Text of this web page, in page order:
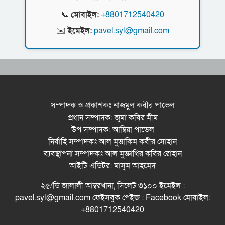
স্মৃতিস্তম্ভে শ্রদ্ধা নিবেদন
সিলেট মহানগর ছাত্রশিবিরের মিছিল সম্পন্ন
ধরিত্রী রক্ষায় আমরা’র উদ্যোগে সিলেটে বৃক্ষ রোপনের
নর্থ ইস্ট ইউনিভার্সিটিতে রচনা ও আবৃত্তি
প্রতিযোগিতার পুরষ্কার বিতরণী অনুষ্ঠিত
সিকৃবি’তে জুলাই গণ-অভ্যুত্থান দিবস উপলক্ষে
বৃক্ষরোপণ কর্মসুচি পালন
রসময় মেমোরিয়াল উচ্চ বিদ্যালয়ের নতুন ভবনের
উদ্বোধন করলেন মন্ত্রী মুক্তাদির
📞 মোবাইল:+8801712540420
✉️ইমেইল: pavel.syl@gmail.com
সম্পাদক ও প্রকাশকঃ নাজমুল কবীর পাভেল
প্রধান সম্পাদক: জুমা কবির মীম
উপ সম্পাদক: আম্বিয়া পাভেল
নির্বাহি সম্পাদকঃ আল মুত্তাকিম কবীর সোহান
ব্যবস্থাপনা সম্পাদকঃ আল মুক্তাধির কবির রোহান
আইটি এডিটর: মাসুম আহমেদ
২৫/ডি জালালী আম্বরখানা, সিলেট ৩১০০ ইমেইল :
pavel.syl@gmail.com ফেইসবুক পেইজ : Facebook মোবাইল:
+8801712540420